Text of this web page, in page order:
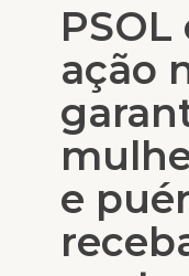
ação
e